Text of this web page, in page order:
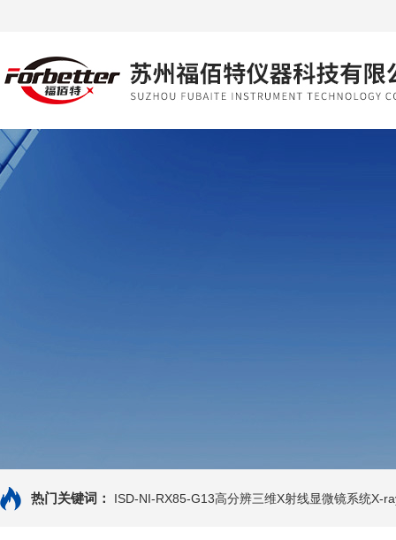
热门关键词： ISD-NI-RX85-G13高分辨三维X射线显微镜系统X-